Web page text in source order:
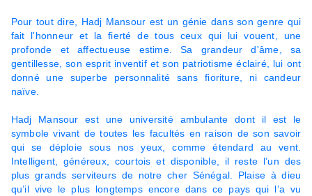
Pour tout dire, Hadj Mansour est un génie dans son genre qui
fait l'honneur et la fierté de tous ceux qui lui vouent, une
profonde et affectueuse estime. Sa grandeur d'âme, sa
gentillesse, son esprit inventif et son patriotisme éclairé, lui ont
donné une superbe personnalité sans fioriture, ni candeur
naïve.
Hadj Mansour est une université ambulante dont il est le
symbole vivant de toutes les facultés en raison de son savoir
qui se déploie sous nos yeux, comme étendard au vent.
Intelligent, généreux, courtois et disponible, il reste l’un des
plus grands serviteurs de notre cher Sénégal. Plaise à dieu
qu’il vive le plus longtemps encore dans ce pays qui l’a vu